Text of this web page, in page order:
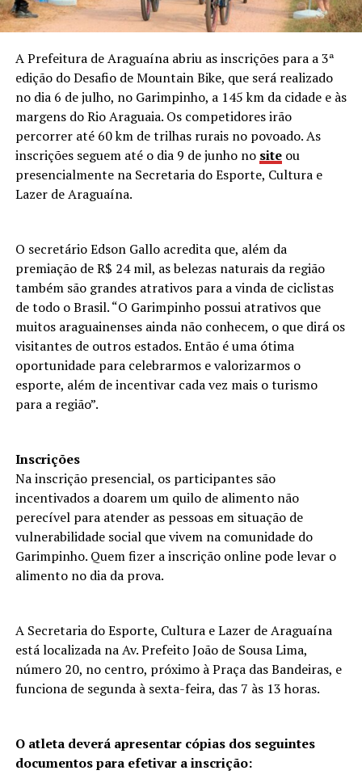
A Prefeitura de Araguaína abriu as inscrições para a 3ª
edição do Desafio de Mountain Bike, que será realizado
no dia 6 de julho, no Garimpinho, a 145 km da cidade e às
margens do Rio Araguaia. Os competidores irão
percorrer até 60 km de trilhas rurais no povoado. As
inscrições seguem até o dia 9 de junho no site ou
presencialmente na Secretaria do Esporte, Cultura e
Lazer de Araguaína.
O secretário Edson Gallo acredita que, além da
premiação de R$ 24 mil, as belezas naturais da região
também são grandes atrativos para a vinda de ciclistas
de todo o Brasil. “O Garimpinho possui atrativos que
muitos araguainenses ainda não conhecem, o que dirá os
visitantes de outros estados. Então é uma ótima
oportunidade para celebrarmos e valorizarmos o
esporte, além de incentivar cada vez mais o turismo
para a região”.
Inscrições
Na inscrição presencial, os participantes são
incentivados a doarem um quilo de alimento não
perecível para atender as pessoas em situação de
vulnerabilidade social que vivem na comunidade do
Garimpinho. Quem fizer a inscrição online pode levar o
alimento no dia da prova.
A Secretaria do Esporte, Cultura e Lazer de Araguaína
está localizada na Av. Prefeito João de Sousa Lima,
número 20, no centro, próximo à Praça das Bandeiras, e
funciona de segunda à sexta-feira, das 7 às 13 horas.
O atleta deverá apresentar cópias dos seguintes
documentos para efetivar a inscrição: